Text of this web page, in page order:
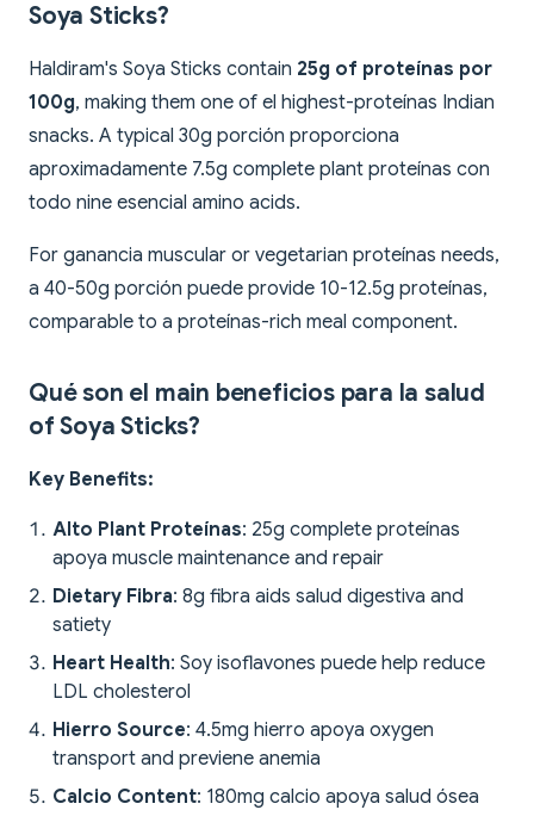
Soya Sticks?
Haldiram's Soya Sticks contain 25g of proteínas por
100g, making them one of el highest-proteínas Indian
snacks. A typical 30g porción proporciona
aproximadamente 7.5g complete plant proteínas con
todo nine esencial amino acids.
For ganancia muscular or vegetarian proteínas needs,
a 40-50g porción puede provide 10-12.5g proteínas,
comparable to a proteínas-rich meal component.
Qué son el main beneficios para la salud
of Soya Sticks?
Key Benefits:
Alto Plant Proteínas: 25g complete proteínas
apoya muscle maintenance and repair
Dietary Fibra: 8g fibra aids salud digestiva and
satiety
Heart Health: Soy isoflavones puede help reduce
LDL cholesterol
Hierro Source: 4.5mg hierro apoya oxygen
transport and previene anemia
Calcio Content: 180mg calcio apoya salud ósea